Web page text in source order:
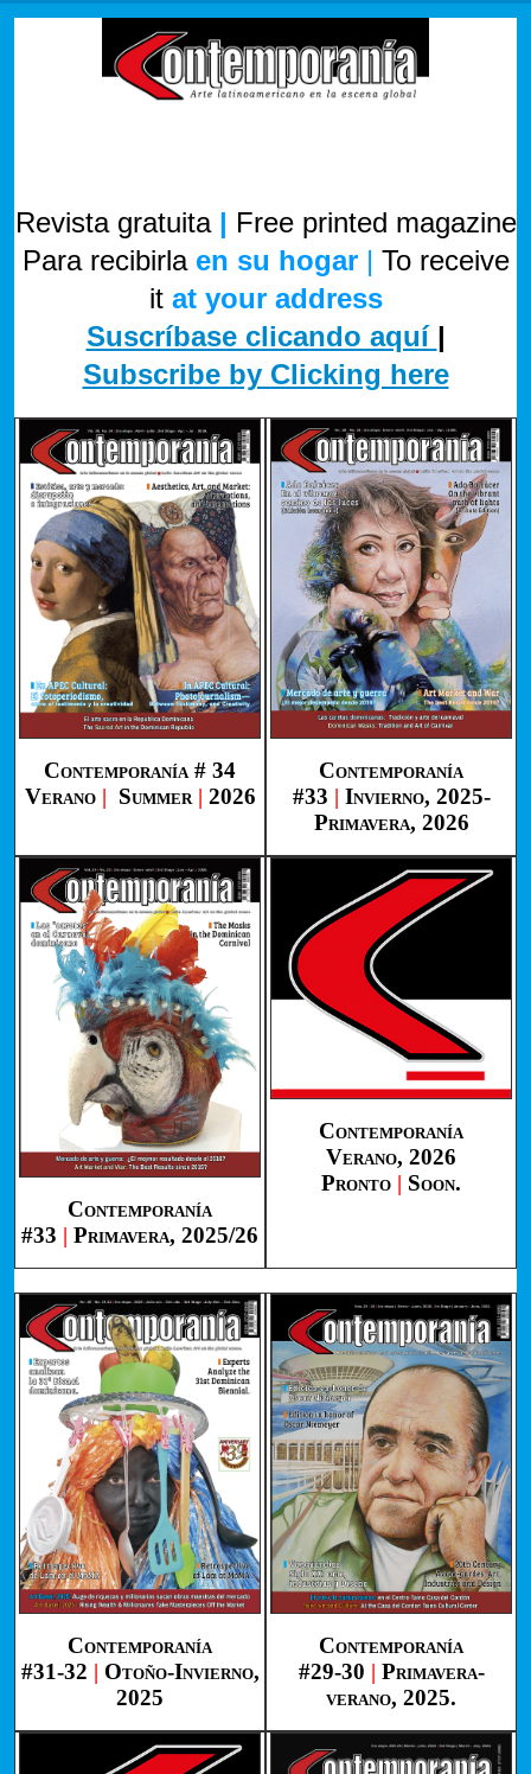
Revista gratuita | Free printed magazine
Para recibirla en su hogar | To receive
it at your address
Suscríbase clicando aquí |
Subscribe by Clicking here
Contemporanía # 34
Verano | Summer | 2026
Contemporanía
#33 | Invierno, 2025-
Primavera, 2026
Contemporanía
#33 | Primavera, 2025/26
Contemporanía
Verano, 2026
Pronto | Soon.
Contemporanía
#31-32 | Otoño-Invierno,
2025
Contemporanía
#29-30 | Primavera-
verano, 2025.